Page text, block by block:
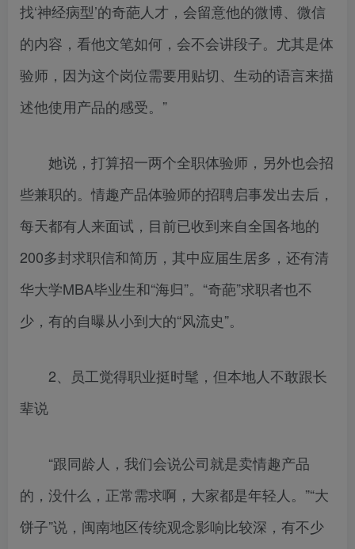
找‘神经病型’的奇葩人才，会留意他的微博、微信
的内容，看他文笔如何，会不会讲段子。尤其是体
验师，因为这个岗位需要用贴切、生动的语言来描
述他使用产品的感受。”
她说，打算招一两个全职体验师，另外也会招
些兼职的。情趣产品体验师的招聘启事发出去后，
每天都有人来面试，目前已收到来自全国各地的
200多封求职信和简历，其中应届生居多，还有清
华大学MBA毕业生和“海归”。“奇葩”求职者也不
少，有的自曝从小到大的“风流史”。
2、员工觉得职业挺时髦，但本地人不敢跟长
辈说
“跟同龄人，我们会说公司就是卖情趣产品
的，没什么，正常需求啊，大家都是年轻人。”“大
饼子”说，闽南地区传统观念影响比较深，有不少